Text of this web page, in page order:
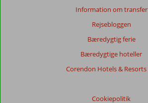
Information om transfer
Rejsebloggen
Bæredygtig ferie
Bæredygtige hoteller
Corendon Hotels & Resorts
Cookiepolitik